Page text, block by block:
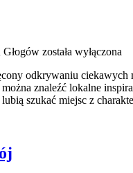
Głogów została wyłączona
odkrywaniu
znaleźć lokalne
szukać miejsc z